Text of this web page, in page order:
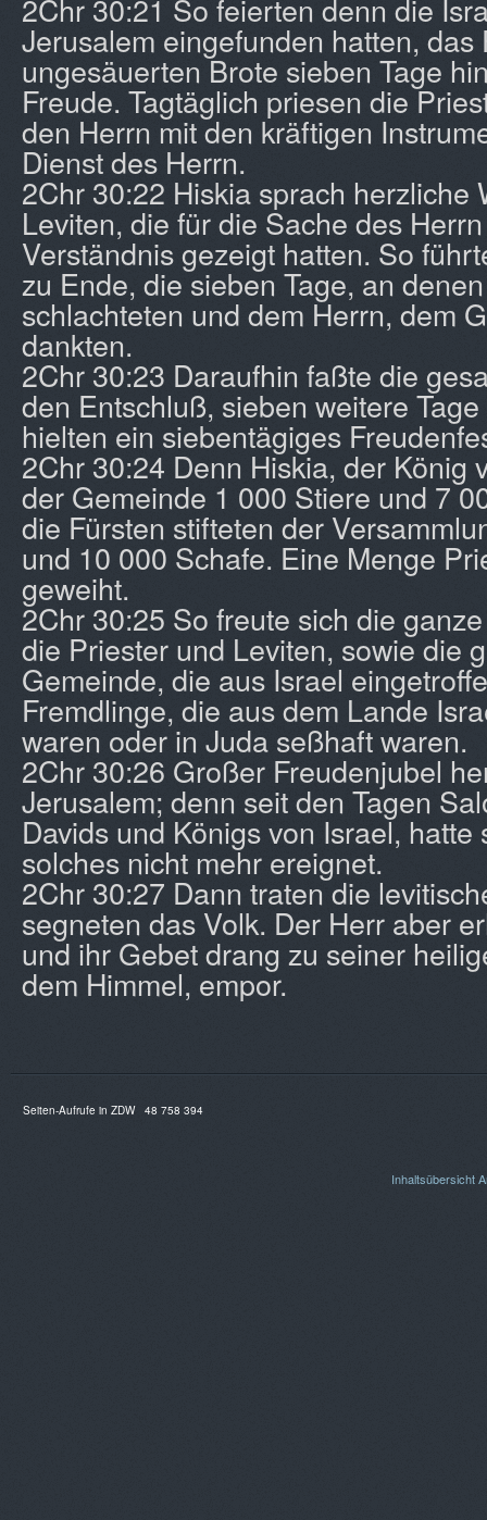
2Chr 30:21 So feierten denn die
Jerusalem eingefunden hatten, das
ungesäuerten Brote sieben Tage
Freude. Tagtäglich priesen die
den Herrn mit den kräftigen
Dienst des Herrn.
2Chr 30:22 Hiskia sprach herzliche
Leviten, die für die Sache des
Verständnis gezeigt hatten. So
zu Ende, die sieben Tage, an
schlachteten und dem Herrn, dem
dankten.
2Chr 30:23 Daraufhin faßte die
den Entschluß, sieben weitere
hielten ein siebentägiges
2Chr 30:24 Denn Hiskia, der König
der Gemeinde 1 000 Stiere und 7
die Fürsten stifteten der
und 10 000 Schafe. Eine Menge
geweiht.
2Chr 30:25 So freute sich die
die Priester und Leviten, sowie die
Gemeinde, die aus Israel
Fremdlinge, die aus dem Lande
waren oder in Juda seßhaft waren.
2Chr 30:26 Großer Freudenjubel
Jerusalem; denn seit den Tagen
Davids und Königs von Israel,
solches nicht mehr ereignet.
2Chr 30:27 Dann traten die
segneten das Volk. Der Herr aber
und ihr Gebet drang zu seiner
dem Himmel, empor.
Seiten-Aufrufe in ZDW 48 758 394
Inhaltsübersicht